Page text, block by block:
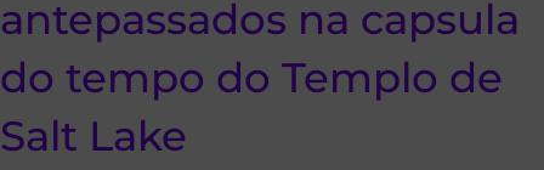
antepassados na capsula
do tempo do Templo de
Salt Lake